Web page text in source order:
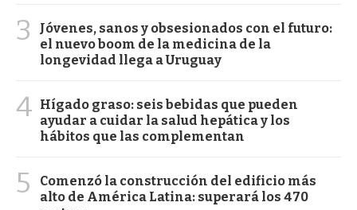
3
Jóvenes, sanos y obsesionados con el futuro:
el nuevo boom de la medicina de la
longevidad llega a Uruguay
4 Hígado graso: seis bebidas que pueden
ayudar a cuidar la salud hepática y los
hábitos que las complementan
5
Comenzó la construcción del edificio más
alto de América Latina: superará los 470